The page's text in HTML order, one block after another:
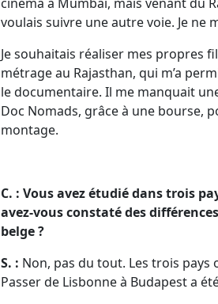
cinéma à Mumbai, mais venant du
voulais suivre une autre voie. Je ne
Je souhaitais réaliser mes propres
métrage au Rajasthan, qui m’a
le documentaire. Il me manquait
Doc Nomads, grâce à une bourse,
montage.
C. : Vous avez étudié dans trois
avez-vous constaté des
belge ?
S. : Non, pas du tout. Les trois
Passer de Lisbonne à Budapest a